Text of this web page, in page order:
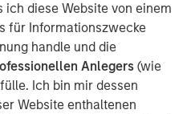
diese Website von einem
für Informationszwecke
handle und die
Anlegers(wie
Ich bin mir dessen
Website enthaltenen
the acquisitions will
new entry points to the
supply chain
opportunities to
experiences online.